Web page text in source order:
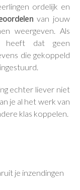
ordelijk en
van jouw
weergeven. Als
heeft dat geen
die gekoppeld
echter liever niet
je al het werk van
klas koppelen.
je inzendingen